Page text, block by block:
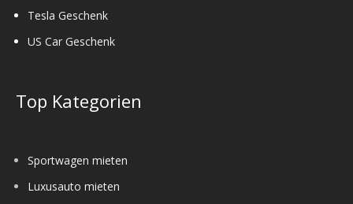
Tesla Geschenk
US Car Geschenk
Top Kategorien
Sportwagen mieten
Luxusauto mieten